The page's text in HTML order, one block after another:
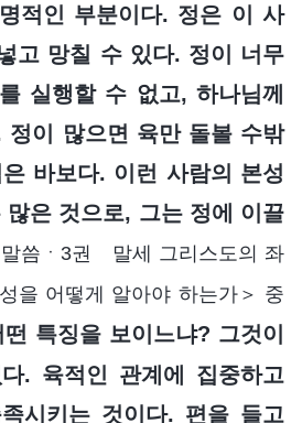
적인 부분이다. 정은 이 사
고 망칠 수 있다. 정이 너무
실행할 수 없고, 하나님께
정이 많으면 육만 돌볼 수밖
바보다. 이런 사람의 본성
은 것으로, 그는 정에 이끌
씀ㆍ3권 말세 그리스도의 좌
을 어떻게 알아야 하는가＞ 중
특징을 보이느냐? 그것이
. 육적인 관계에 집중하고
시키는 것이다. 편을 들고